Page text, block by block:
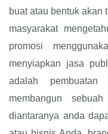
buat atau bentuk akan
masyarakat
promosi
menyiapkan jasa
adalah
membangun
diantaranya anda